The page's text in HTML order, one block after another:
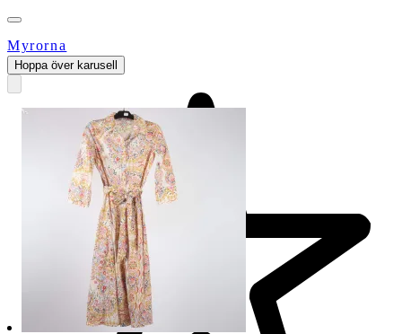
Myrorna
Hoppa över karusell